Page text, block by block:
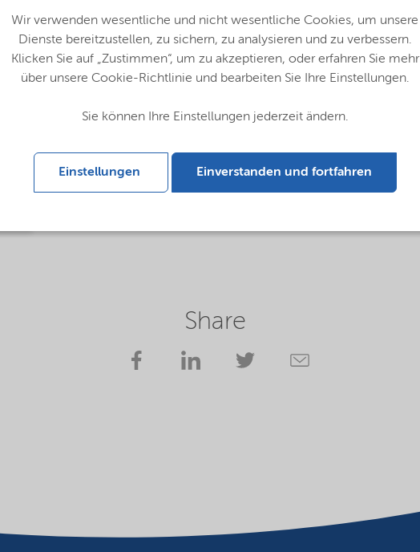
Share
Wir verwenden wesentliche und nicht wesentliche Cookies, um unsere
Dienste bereitzustellen, zu sichern, zu analysieren und zu verbessern.
Klicken Sie auf „Zustimmen“, um zu akzeptieren, oder erfahren Sie mehr
über unsere Cookie-Richtlinie und bearbeiten Sie Ihre Einstellungen.
Sie können Ihre Einstellungen jederzeit ändern.
Einstellungen Einverstanden und fortfahren